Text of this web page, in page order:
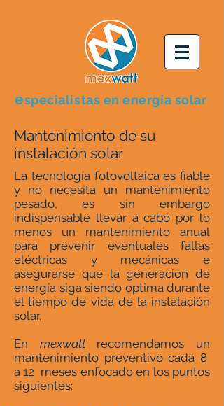
especialistas en energía solar
Mantenimiento de su
instalación solar
La tecnología fotovoltaica es fiable
y no necesita un mantenimiento
pesado, es sin embargo
indispensable llevar a cabo por lo
menos un mantenimiento anual
para prevenir eventuales fallas
eléctricas y mecánicas e
asegurarse que la generación de
energía siga siendo optima durante
el tiempo de vida de la instalación
solar.
En mexwattrecomendamos un
mantenimiento preventivo cada 8
a 12 meses enfocado en los puntos
siguientes: